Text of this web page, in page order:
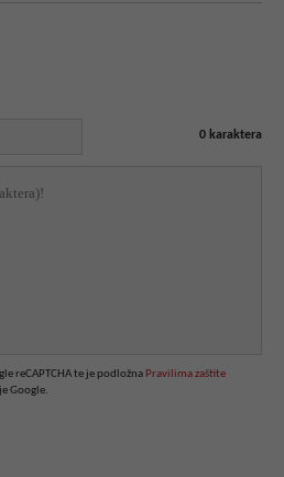
0 karaktera
reCAPTCHA te je podložna Pravilima zaštite
Google.